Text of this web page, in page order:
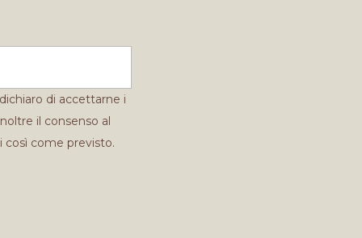
di accettarne i
il consenso al
come previsto.